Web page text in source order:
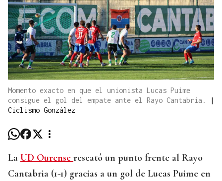
Momento exacto en que el unionista Lucas Puime
consigue el gol del empate ante el Rayo Cantabria.
|
Ciclismo González
La UD Ourense rescató un punto frente al Rayo
Cantabria (1-1) gracias a un gol de Lucas Puime en